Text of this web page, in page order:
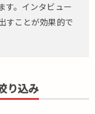
す。インタビュー
すことが効果的で
り込み